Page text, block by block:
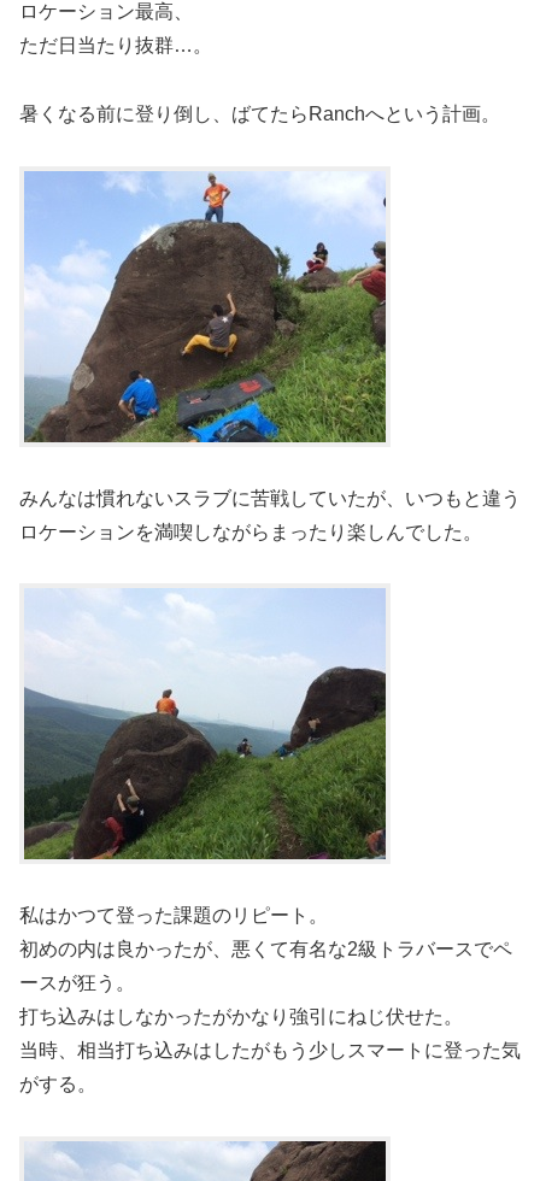
ロケーション最高、
ただ日当たり抜群…。
暑くなる前に登り倒し、ばてたらRanchへという計画。
みんなは慣れないスラブに苦戦していたが、いつもと違う
ロケーションを満喫しながらまったり楽しんでした。
私はかつて登った課題のリピート。
初めの内は良かったが、悪くて有名な2級トラバースでペ
ースが狂う。
打ち込みはしなかったがかなり強引にねじ伏せた。
当時、相当打ち込みはしたがもう少しスマートに登った気
がする。